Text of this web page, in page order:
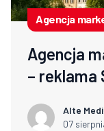
Agencja
Agencja
– reklama
Alte
07